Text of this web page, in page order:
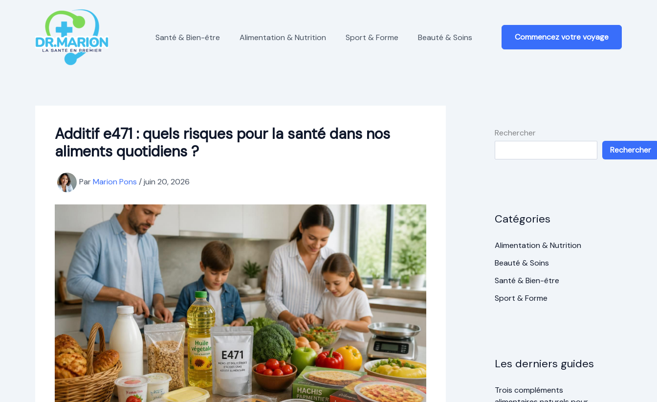
Santé & Bien-être Alimentation & Nutrition Sport & Forme Beauté & Soins Commencez votre voyage
Additif e471 : quels risques pour la santé dans nos
aliments quotidiens ?
ParMarion Pons /juin 20, 2026
Rechercher
Rechercher
Catégories
Alimentation & Nutrition
Beauté & Soins
Santé & Bien-être
Sport & Forme
Les derniers guides
Trois compléments